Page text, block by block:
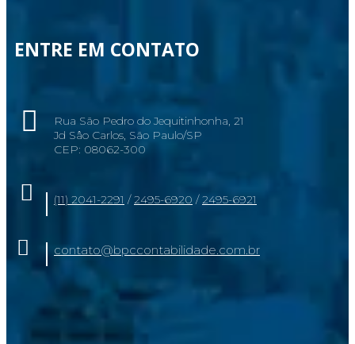
ENTRE EM CONTATO
Rua São Pedro do Jequitinhonha, 21
Jd Sâo Carlos, São Paulo/SP
CEP: 08062-300
(11) 2041-2291 /2495-6920 /2495-6921
contato@bpccontabilidade.com.br